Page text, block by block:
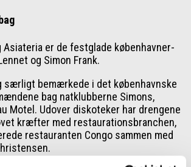
Asiateria er de festglade københavner-
og Simon Frank.
særligt bemærkede i det københavnske
bag natklubberne Simons,
Motel. Udover diskoteker har drengene
kræfter med restaurationsbranchen,
restauranten Congo sammen med